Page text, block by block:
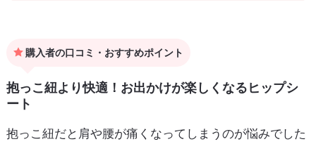
購入者の口コミ・おすすめポイント
抱っこ紐より快適！お出かけが楽しくなるヒップシ
ート
抱っこ紐だと肩や腰が痛くなってしまうのが悩みでした